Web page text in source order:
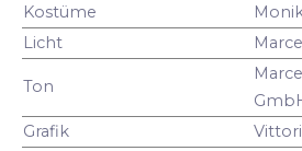
Kostüme
Licht
Ton
Grafik